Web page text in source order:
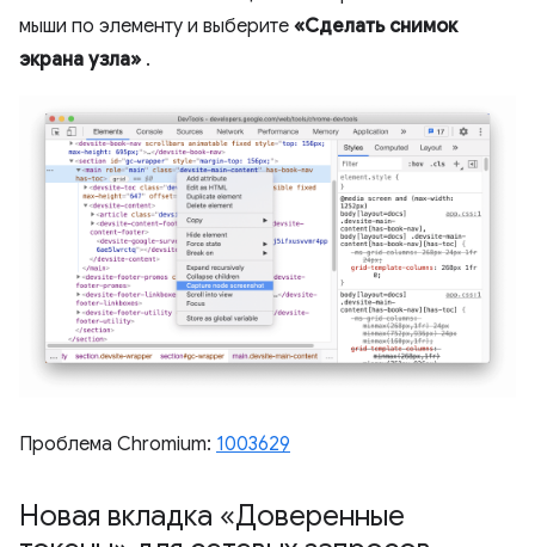
мыши по элементу и выберите «Сделать снимок
экрана узла» .
Проблема Chromium: 1003629
Новая вкладка «Доверенные